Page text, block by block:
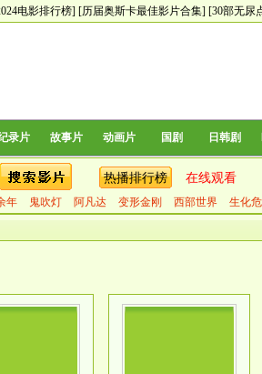
电影排行榜] [历届奥斯卡最佳影片合集] [30部无尿
录片 故事片 动画片 国剧 日韩剧
热播排行榜 在线观看
年 鬼吹灯 阿凡达 变形金刚 西部世界 生化